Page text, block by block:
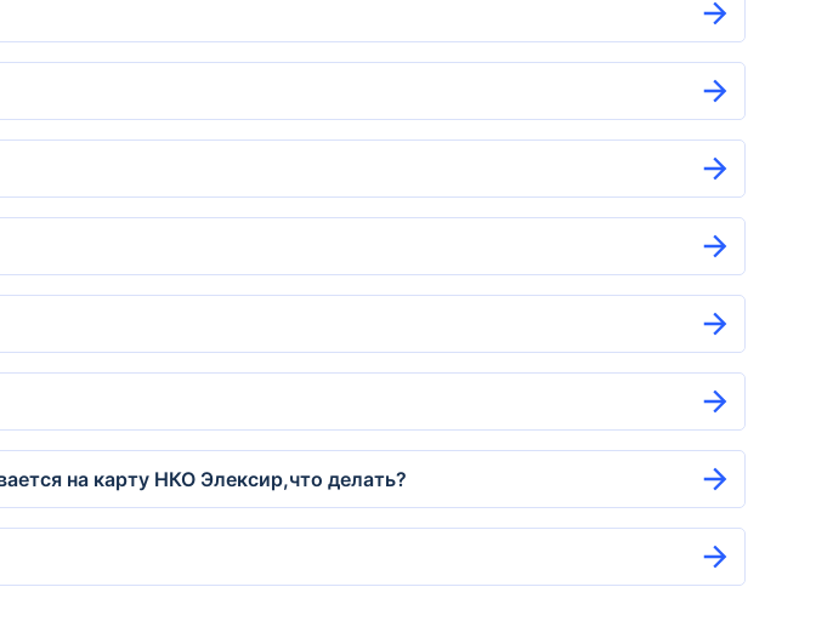
на карту НКО Элексир,что делать?